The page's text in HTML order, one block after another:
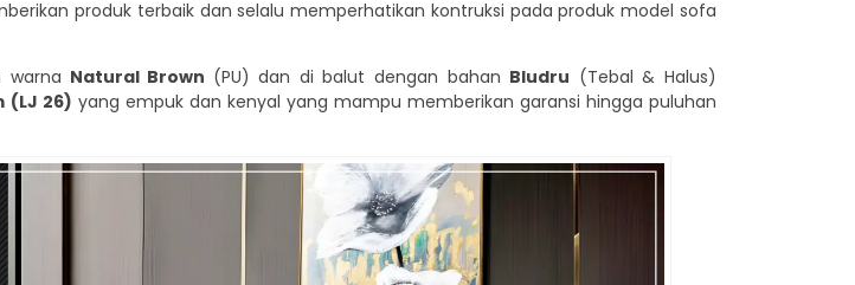
produk terbaik dan selalu memperhatikan kontruksi pada produk model sofa
warna Natural Brown (PU) dan di balut dengan bahan Bludru (Tebal & Halus)
(LJ 26) yang empuk dan kenyal yang mampu memberikan garansi hingga puluhan